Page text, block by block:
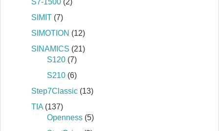
SIMIT (7)
SIMOTION (12)
SINAMICS (21)
S120 (7)
S210 (6)
Step7Classic (13)
TIA (137)
Openness (5)